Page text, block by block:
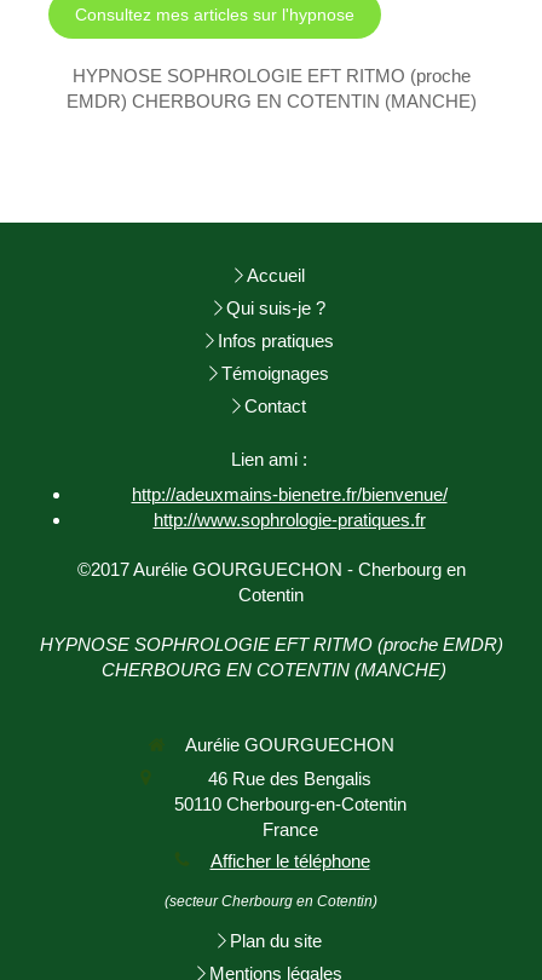
Consultez mes articles sur l'hypnose
HYPNOSE SOPHROLOGIE EFT RITMO (proche
EMDR) CHERBOURG EN COTENTIN (MANCHE)
Accueil
Qui suis-je ?
Infos pratiques
Témoignages
Contact
Lien ami :
http://adeuxmains-bienetre.fr/bienvenue/
http://www.sophrologie-pratiques.fr
©2017 Aurélie GOURGUECHON - Cherbourg en
Cotentin
HYPNOSE SOPHROLOGIE EFT RITMO (proche EMDR)
CHERBOURG EN COTENTIN (MANCHE)
Aurélie GOURGUECHON
46 Rue des Bengalis
50110 Cherbourg-en-Cotentin
France
Afficher le téléphone
(secteur Cherbourg en Cotentin)
Plan du site
Mentions légales